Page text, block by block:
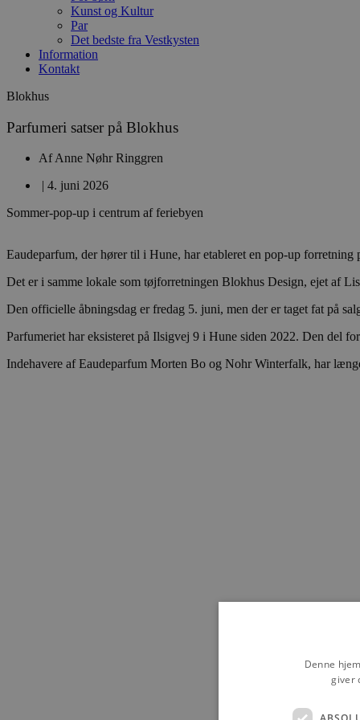
Kunst og Kultur
Par
Det bedste fra Vestkysten
Information
Kontakt
Blokhus
Parfumeri satser på Blokhus
AfAnne Nøhr Ringgren
| 4. juni 2026
Sommer-pop-up i centrum af feriebyen
Eaudeparfum, der hører til i Hune, har etableret en pop-up forretning
Det er i samme lokale som tøjforretningen Blokhus Design, ejet af
Den officielle åbningsdag er fredag 5. juni, men der er taget fat på
Parfumeriet har eksisteret på Ilsigvej 9 i Hune siden 2022. Den del
Indehavere af Eaudeparfum Morten Bo og Nohr Winterfalk, har
Denne
giver